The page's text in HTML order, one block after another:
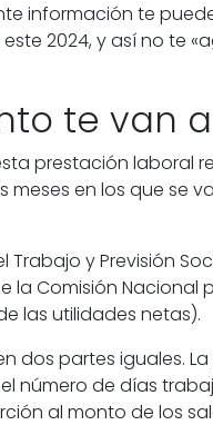
información te
este 2024, y así no te
te van
prestación laboral
meses en los que
Trabajo y Previsión
Comisión Nacional
las utilidades netas).
dos partes iguales.
número de días
al monto de los